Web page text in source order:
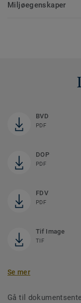
Miljøegenskaper
BVD
PDF
DOP
PDF
FDV
PDF
Tif Image
TIF
Se mer
Gå til